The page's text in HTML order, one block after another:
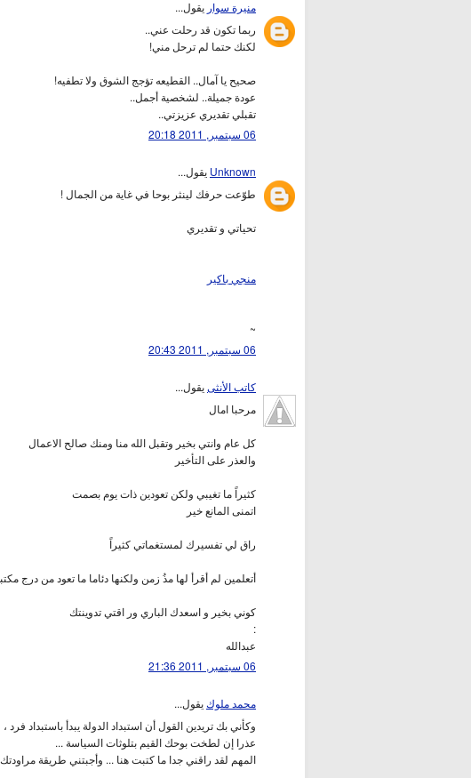
منيرة سوار يقول...
ربما تكون قد رحلت عني..
لكنك حتما لم ترحل مني!
صحيح يا آمال.. القطيعه تؤجج الشوق ولا تطفيه!
عودة جميلة.. لشخصية أجمل..
تقبلي تقديري عزيزتي..
06 سبتمبر, 2011 20:18
Unknown يقول...
طوّعت حرفك لينثر بوحا في غاية من الجمال !
تحياتي و تقديري
منجي باكير
~
06 سبتمبر, 2011 20:43
كاتب الأنثىيقول...
مرحبا امال
كل عام وانتي بخير وتقبل الله منا ومنك صالح الاعمال
والعذر على التأخير
كثيراً ما تغيبي ولكن تعودين ذات يوم بصمت
اتمنى المانع خير
راق لي تفسيرك لمستغماتي كثيراً
أتعلمين لم أقرأ لها مذُ زمن ولكنها دئاما ما تعود من درج
كوني بخير و اسعدك الباري ور اقتي تدوينتك
:
عبدالله
06 سبتمبر, 2011 21:36
محمد ملوكيقول...
وكأني بك تريدين القول أن استبداد الدولة يبدأ باستبداد فرد ،
عذرا إن لطخت بوحك القيم بتلوثات السياسة ...
المهم لقد راقني جدا ما كتبت هنا ... وأجبتني طريقة